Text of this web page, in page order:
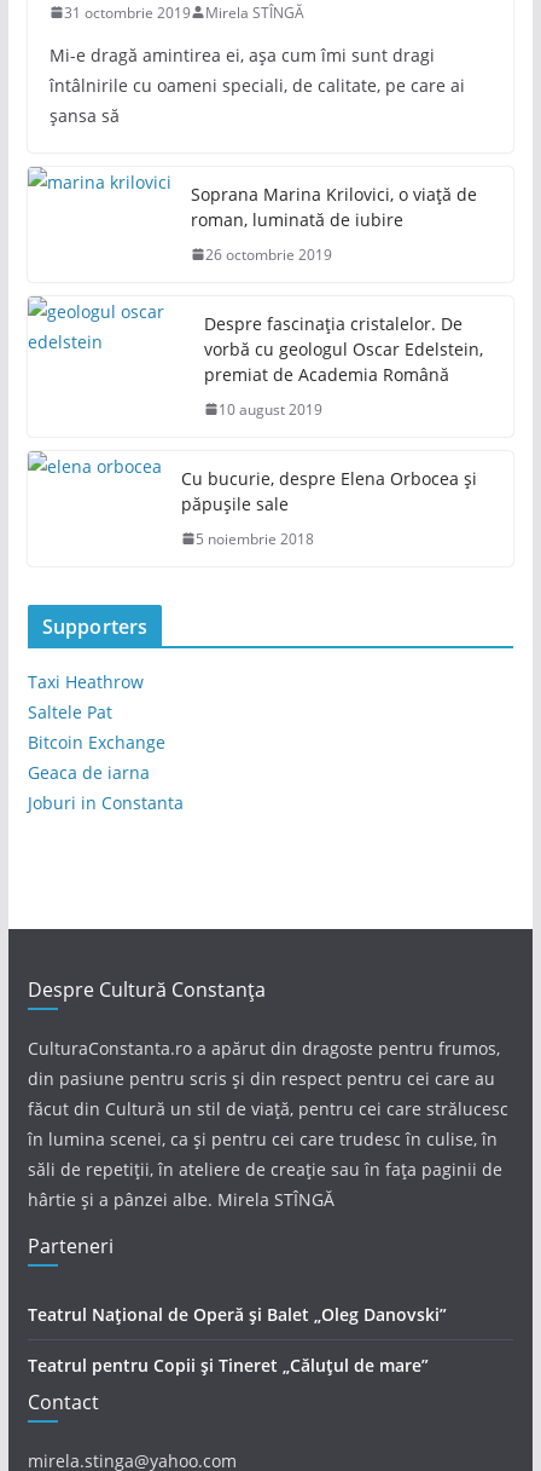
31 octombrie 2019 Mirela STÎNGĂ
Mi-e dragă amintirea ei, așa cum îmi sunt dragi
întâlnirile cu oameni speciali, de calitate, pe care ai
șansa să
Soprana Marina Krilovici, o viață de
roman, luminată de iubire
26 octombrie 2019
Despre fascinația cristalelor. De
vorbă cu geologul Oscar Edelstein,
premiat de Academia Română
10 august 2019
Cu bucurie, despre Elena Orbocea și
păpușile sale
5 noiembrie 2018
Supporters
Taxi Heathrow
Saltele Pat
Bitcoin Exchange
Geaca de iarna
Joburi in Constanta
Despre Cultură Constanța
CulturaConstanta.ro a apărut din dragoste pentru frumos,
din pasiune pentru scris și din respect pentru cei care au
făcut din Cultură un stil de viață, pentru cei care strălucesc
în lumina scenei, ca și pentru cei care trudesc în culise, în
săli de repetiții, în ateliere de creație sau în fața paginii de
hârtie și a pânzei albe. Mirela STÎNGĂ
Parteneri
Teatrul Național de Operă și Balet „Oleg Danovski”
Teatrul pentru Copii și Tineret „Căluțul de mare”
Contact
mirela.stinga@yahoo.com